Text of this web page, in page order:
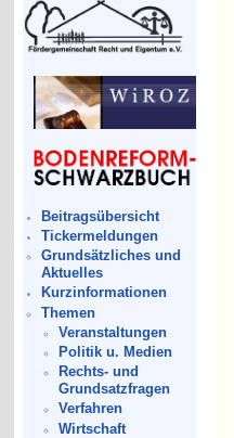
Beitragsübersicht
Tickermeldungen
Grundsätzliches und
Aktuelles
Kurzinformationen
Themen
Veranstaltungen
Politik u. Medien
Rechts- und
Grundsatzfragen
Verfahren
Wirtschaft